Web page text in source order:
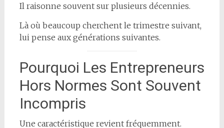
Il raisonne souvent sur plusieurs décennies.
Là où beaucoup cherchent le trimestre suivant,
lui pense aux générations suivantes.
Pourquoi Les Entrepreneurs
Hors Normes Sont Souvent
Incompris
Une caractéristique revient fréquemment.